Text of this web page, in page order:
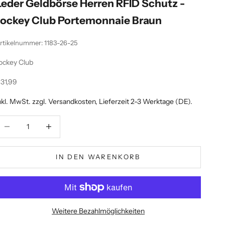
Geldbörse Herren RFID Schutz -
Club Portemonnaie Braun
1183-26-25
Club
MwSt. zzgl.Versandkosten, Lieferzeit 2-3 Werktage (DE).
IN DEN WARENKORB
Weitere Bezahlmöglichkeiten